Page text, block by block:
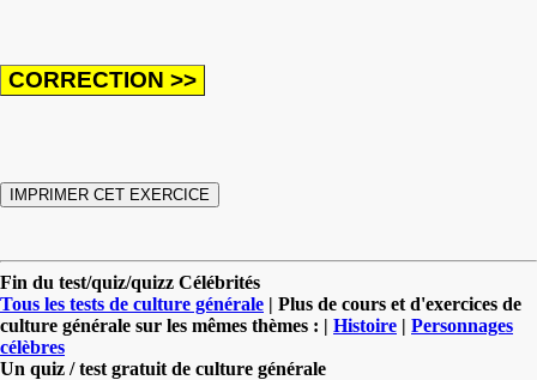
Fin du test/quiz/quizz Célébrités
Tous les tests de culture générale | Plus de cours et d'exercices de
culture générale sur les mêmes thèmes : | Histoire | Personnages
célèbres
Un quiz / test gratuit de culture générale